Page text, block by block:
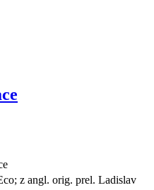
z angl. orig. prel. Ladislav